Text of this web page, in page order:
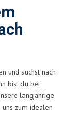
und suchst nach
bist du bei
langjährige
uns zum idealen